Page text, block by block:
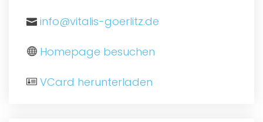
info@vitalis-goerlitz.de
Homepage besuchen
VCard herunterladen